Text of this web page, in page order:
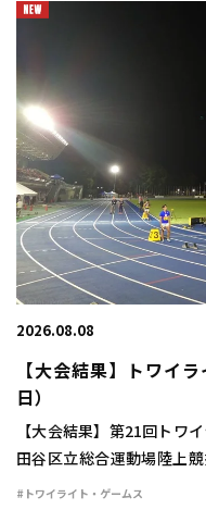
2026.08.08
【大会結果】トワイ
日）
【大会結果】第21回トワ
田谷区立総合運動場陸上
大） 10秒24（＋1.8）
#トワイライト・ゲームス